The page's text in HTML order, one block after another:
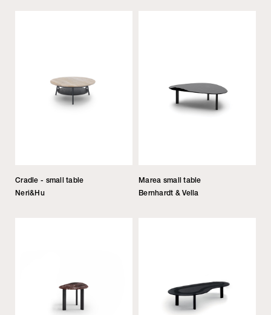
Cradle - small table
Neri&Hu
Marea small table
Bernhardt & Vella